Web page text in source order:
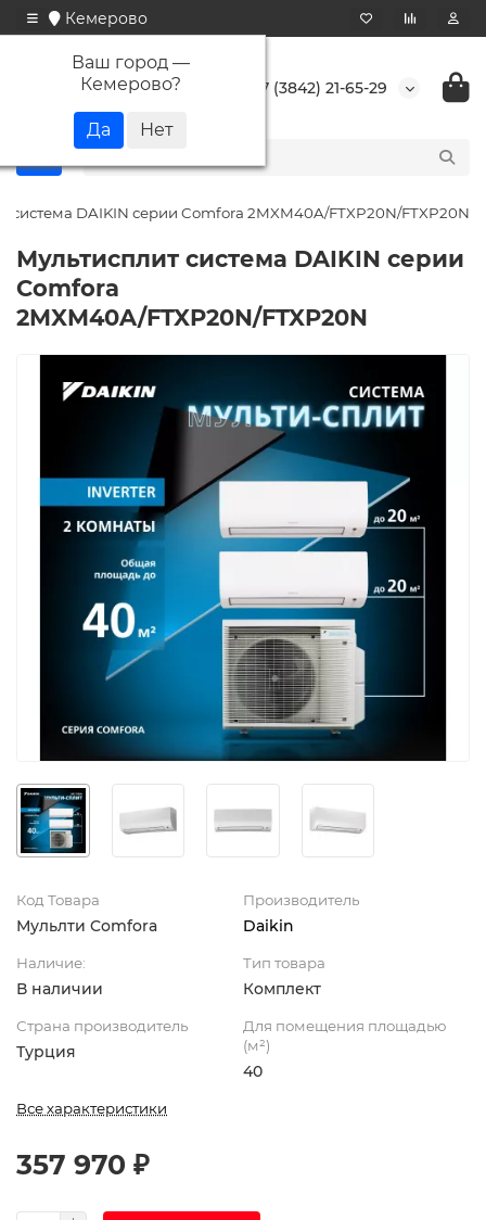
Кемерово
Ваш город —
Кемерово? +7 (3842) 21-65-29
система DAIKIN серии Comfora 2MXM40A/FTXP20N/FTXP20N
Мультисплит система DAIKIN серии
Comfora
2MXM40A/FTXP20N/FTXP20N
Код Товара
Мульлти Comfora
Производитель
Daikin
Наличие:
В наличии
Тип товара
Комплект
Страна производитель
Турция
Для помещения площадью
(м²)
40
Все характеристики
357 970 ₽